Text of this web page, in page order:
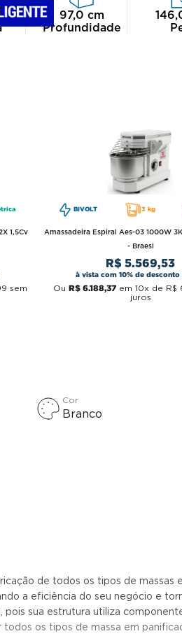
97,0 cm
Profundidade
1,5Cv
sem
BIVOLT 3 kg
Amassadeira Espiral Aes-03 1000W
- Braesi
R$ 5.569,53
à vista com 10% de desconto
Ou R$ 6.188,37 em 10x de R$
juros
Cor
Branco
de todos os tipos de massas
a eficiência do seu negócio e
sua estrutura utiliza
os tipos de massa em